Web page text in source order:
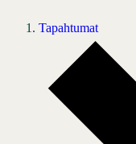
Tapahtumat